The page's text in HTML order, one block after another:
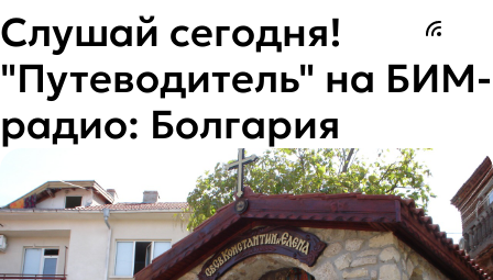
Слушай сегодня!
"Путеводитель" на БИМ-
радио: Болгария